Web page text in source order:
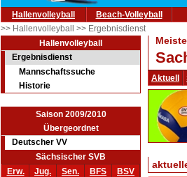
Hallenvolleyball Beach-Volleyball
>> Hallenvolleyball >> Ergebnisdienst
Hallenvolleyball
Ergebnisdienst
Mannschaftssuche
Historie
Saison 2009/2010
Übergeordnet
Deutscher VV
Sächsischer SVB
Erw.
Jug. Sen. BFS
BSV
Aktuell